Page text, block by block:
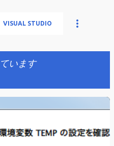
VISUAL STUDIO
います